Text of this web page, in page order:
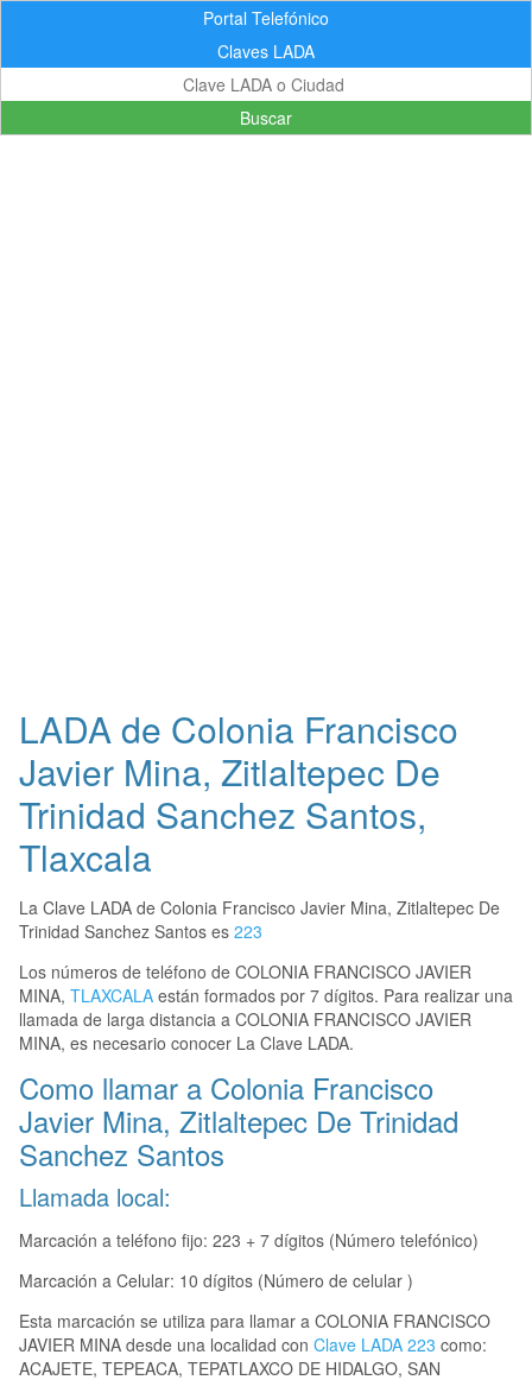
Portal Telefónico
Claves LADA
Buscar
LADA de Colonia Francisco
Javier Mina, Zitlaltepec De
Trinidad Sanchez Santos,
Tlaxcala
La Clave LADA de Colonia Francisco Javier Mina, Zitlaltepec De
Trinidad Sanchez Santos es 223
Los números de teléfono de COLONIA FRANCISCO JAVIER
MINA, TLAXCALA están formados por 7 dígitos. Para realizar una
llamada de larga distancia a COLONIA FRANCISCO JAVIER
MINA, es necesario conocer La Clave LADA.
Como llamar a Colonia Francisco
Javier Mina, Zitlaltepec De Trinidad
Sanchez Santos
Llamada local:
Marcación a teléfono fijo: 223 + 7 dígitos (Número telefónico)
Marcación a Celular: 10 dígitos (Número de celular )
Esta marcación se utiliza para llamar a COLONIA FRANCISCO
JAVIER MINA desde una localidad con Clave LADA 223 como:
ACAJETE, TEPEACA, TEPATLAXCO DE HIDALGO, SAN